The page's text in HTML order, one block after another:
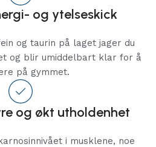
og ytelseskick
og taurin på laget jager du
og blir umiddelbart klar for å
på gymmet.
og økt utholdenhet
i musklene, noe